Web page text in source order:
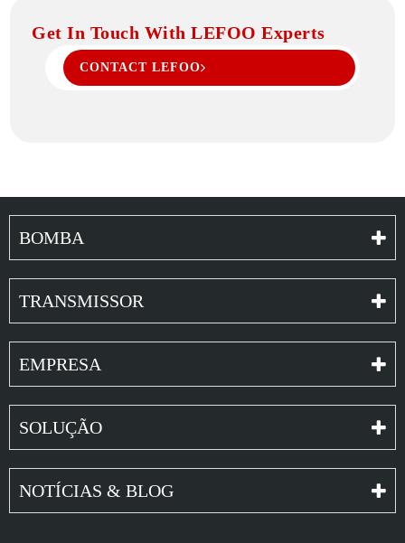
Get In Touch With LEFOO Experts
CONTACT LEFOO
BOMBA
TRANSMISSOR
EMPRESA
SOLUÇÃO
NOTÍCIAS & BLOG